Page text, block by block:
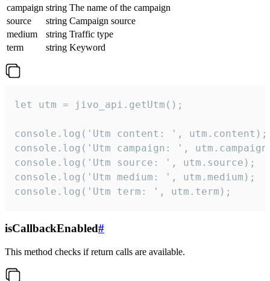
campaign string The name of the campaign
source
string Campaign source
medium
string Traffic type
term
string Keyword
let utm = jivo_api.getUtm();
console.log('Utm content: ', utm.content);
console.log('Utm campaign: ',
console.log('Utm source: ', utm.source);
console.log('Utm medium: ', utm.medium);
console.log('Utm term: ', utm.term);
isCallbackEnabled#
This method checks if return calls are available.